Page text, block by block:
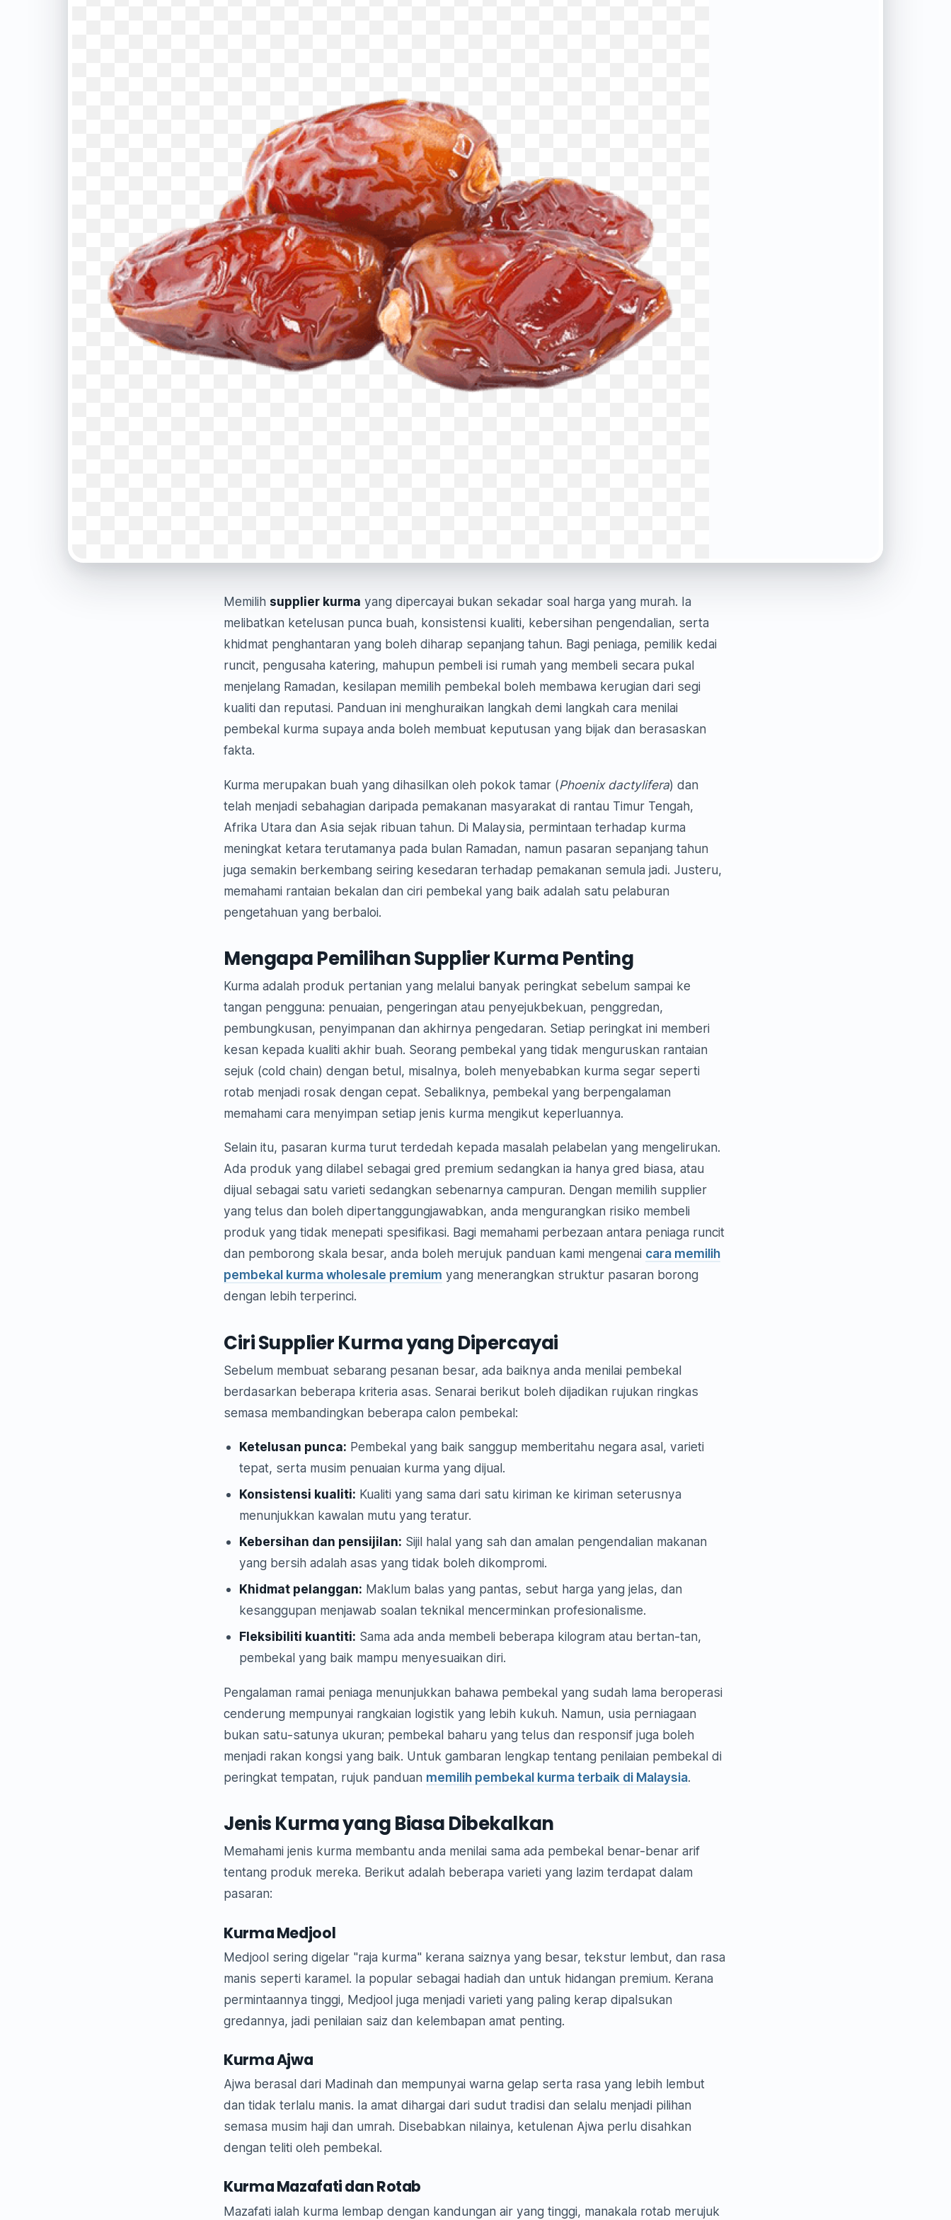
Memilih supplier kurma yang dipercayai bukan sekadar soal harga yang murah. Ia
melibatkan ketelusan punca buah, konsistensi kualiti, kebersihan pengendalian, serta
khidmat penghantaran yang boleh diharap sepanjang tahun. Bagi peniaga, pemilik kedai
runcit, pengusaha katering, mahupun pembeli isi rumah yang membeli secara pukal
menjelang Ramadan, kesilapan memilih pembekal boleh membawa kerugian dari segi
kualiti dan reputasi. Panduan ini menghuraikan langkah demi langkah cara menilai
pembekal kurma supaya anda boleh membuat keputusan yang bijak dan berasaskan
fakta.
Kurma merupakan buah yang dihasilkan oleh pokok tamar (Phoenix dactylifera) dan
telah menjadi sebahagian daripada pemakanan masyarakat di rantau Timur Tengah,
Afrika Utara dan Asia sejak ribuan tahun. Di Malaysia, permintaan terhadap kurma
meningkat ketara terutamanya pada bulan Ramadan, namun pasaran sepanjang tahun
juga semakin berkembang seiring kesedaran terhadap pemakanan semula jadi. Justeru,
memahami rantaian bekalan dan ciri pembekal yang baik adalah satu pelaburan
pengetahuan yang berbaloi.
Mengapa Pemilihan Supplier Kurma Penting
Kurma adalah produk pertanian yang melalui banyak peringkat sebelum sampai ke
tangan pengguna: penuaian, pengeringan atau penyejukbekuan, penggredan,
pembungkusan, penyimpanan dan akhirnya pengedaran. Setiap peringkat ini memberi
kesan kepada kualiti akhir buah. Seorang pembekal yang tidak menguruskan rantaian
sejuk (cold chain) dengan betul, misalnya, boleh menyebabkan kurma segar seperti
rotab menjadi rosak dengan cepat. Sebaliknya, pembekal yang berpengalaman
memahami cara menyimpan setiap jenis kurma mengikut keperluannya.
Selain itu, pasaran kurma turut terdedah kepada masalah pelabelan yang mengelirukan.
Ada produk yang dilabel sebagai gred premium sedangkan ia hanya gred biasa, atau
dijual sebagai satu varieti sedangkan sebenarnya campuran. Dengan memilih supplier
yang telus dan boleh dipertanggungjawabkan, anda mengurangkan risiko membeli
produk yang tidak menepati spesifikasi. Bagi memahami perbezaan antara peniaga runcit
dan pemborong skala besar, anda boleh merujuk panduan kami mengenai cara memilih
pembekal kurma wholesale premium yang menerangkan struktur pasaran borong
dengan lebih terperinci.
Ciri Supplier Kurma yang Dipercayai
Sebelum membuat sebarang pesanan besar, ada baiknya anda menilai pembekal
berdasarkan beberapa kriteria asas. Senarai berikut boleh dijadikan rujukan ringkas
semasa membandingkan beberapa calon pembekal:
Ketelusan punca: Pembekal yang baik sanggup memberitahu negara asal, varieti
tepat, serta musim penuaian kurma yang dijual.
Konsistensi kualiti: Kualiti yang sama dari satu kiriman ke kiriman seterusnya
menunjukkan kawalan mutu yang teratur.
Kebersihan dan pensijilan: Sijil halal yang sah dan amalan pengendalian makanan
yang bersih adalah asas yang tidak boleh dikompromi.
Khidmat pelanggan: Maklum balas yang pantas, sebut harga yang jelas, dan
kesanggupan menjawab soalan teknikal mencerminkan profesionalisme.
Fleksibiliti kuantiti: Sama ada anda membeli beberapa kilogram atau bertan-tan,
pembekal yang baik mampu menyesuaikan diri.
Pengalaman ramai peniaga menunjukkan bahawa pembekal yang sudah lama beroperasi
cenderung mempunyai rangkaian logistik yang lebih kukuh. Namun, usia perniagaan
bukan satu-satunya ukuran; pembekal baharu yang telus dan responsif juga boleh
menjadi rakan kongsi yang baik. Untuk gambaran lengkap tentang penilaian pembekal di
peringkat tempatan, rujuk panduan memilih pembekal kurma terbaik di Malaysia.
Jenis Kurma yang Biasa Dibekalkan
Memahami jenis kurma membantu anda menilai sama ada pembekal benar-benar arif
tentang produk mereka. Berikut adalah beberapa varieti yang lazim terdapat dalam
pasaran:
Kurma Medjool
Medjool sering digelar "raja kurma" kerana saiznya yang besar, tekstur lembut, dan rasa
manis seperti karamel. Ia popular sebagai hadiah dan untuk hidangan premium. Kerana
permintaannya tinggi, Medjool juga menjadi varieti yang paling kerap dipalsukan
gredannya, jadi penilaian saiz dan kelembapan amat penting.
Kurma Ajwa
Ajwa berasal dari Madinah dan mempunyai warna gelap serta rasa yang lebih lembut
dan tidak terlalu manis. Ia amat dihargai dari sudut tradisi dan selalu menjadi pilihan
semasa musim haji dan umrah. Disebabkan nilainya, ketulenan Ajwa perlu disahkan
dengan teliti oleh pembekal.
Kurma Mazafati dan Rotab
Mazafati ialah kurma lembap dengan kandungan air yang tinggi, manakala rotab merujuk